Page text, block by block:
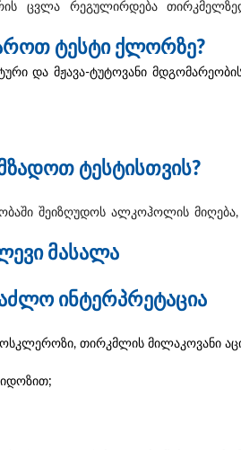
ცვლა რეგულირდება
ტესტი ქლორზე?
და მჟავა-ტუტოვანი
ტესტისთვის?
შეიზღუდოს ალკოჰოლის მიღება,
მასალა
ინტერპრეტაცია
თირკმლის მილაკოვანი